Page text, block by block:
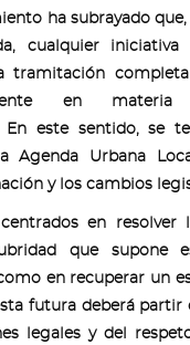
ha subrayado
cualquier iniciativa
tramitación
en materia
En este sentido, se
Agenda Urbana
y los cambios
en resolver
que supone
en recuperar un
futura deberá
legales y del